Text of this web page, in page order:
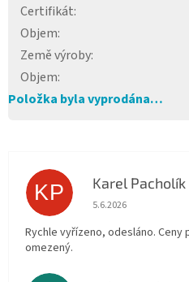
Certifikát:
Objem:
Země výroby:
Objem:
Položka byla vyprodána…
KP Karel Pacholík
Hodnocení obchodu
5.6.2026
Rychle vyřízeno, odesláno.
omezený.